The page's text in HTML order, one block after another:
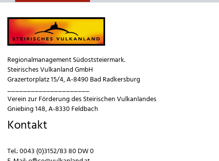
Regionalmanagement Südoststeiermark.
Steirisches Vulkanland GmbH
Grazertorplatz 15/4, A-8490 Bad Radkersburg
_____________________
Verein zur Förderung des Steirischen Vulkanlandes
Gniebing 148, A-8330 Feldbach
Kontakt
Tel.:0043 (0)3152/83 80 DW 0